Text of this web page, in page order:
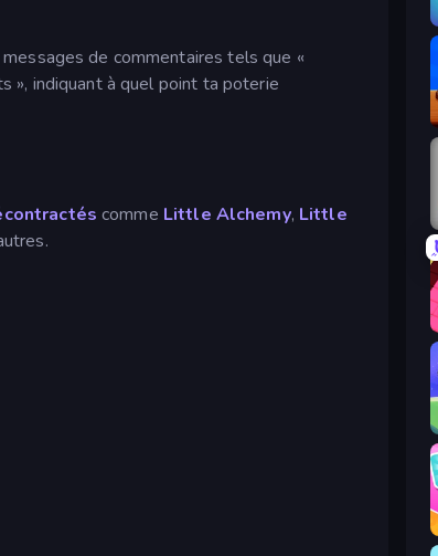
de commentaires tels que «
», indiquant à quel point ta poterie
comme Little Alchemy, Little